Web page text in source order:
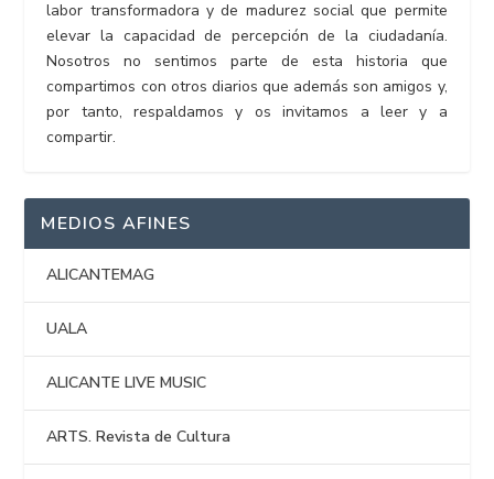
labor transformadora y de madurez social que permite
elevar la capacidad de percepción de la ciudadanía.
Nosotros no sentimos parte de esta historia que
compartimos con otros diarios que además son amigos y,
por tanto, respaldamos y os invitamos a leer y a
compartir.
MEDIOS AFINES
ALICANTEMAG
UALA
ALICANTE LIVE MUSIC
ARTS. Revista de Cultura